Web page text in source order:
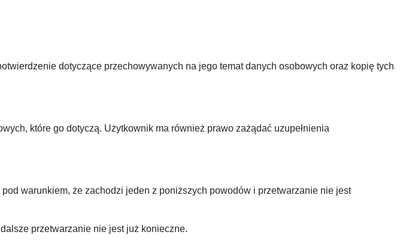
dotyczące przechowywanych na jego temat danych osobowych oraz kopię tych
które go dotyczą. Użytkownik ma również prawo zażądać uzupełnienia
warunkiem, że zachodzi jeden z poniższych powodów i przetwarzanie nie jest
przetwarzanie nie jest już konieczne.